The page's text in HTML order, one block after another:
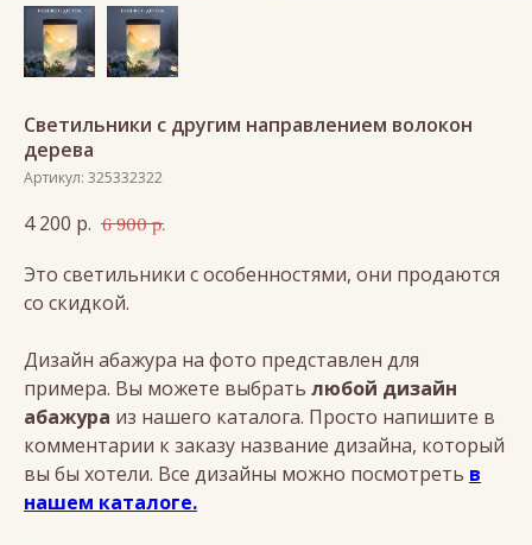
Светильники с другим направлением волокон
дерева
Артикул: 325332322
4 200 р. 6 900 р.
Это светильники с особенностями, они продаются
со скидкой.
Дизайн абажура на фото представлен для
примера. Вы можете выбрать любой дизайн
абажура из нашего каталога. Просто напишите в
комментарии к заказу название дизайна, который
вы бы хотели. Все дизайны можно посмотреть в
нашем каталоге.